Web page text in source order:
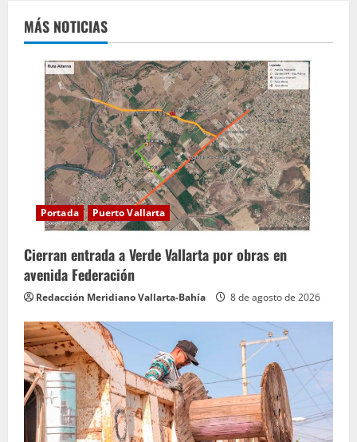
l
o
MÁS NOTICIAS
Portada Puerto Vallarta
Cierran entrada a Verde Vallarta por obras en
avenida Federación
Redacción Meridiano Vallarta-Bahía 8 de agosto de 2026